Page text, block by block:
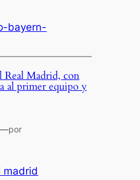
bayern-
Madrid, con
al primer equipo y
por
madrid